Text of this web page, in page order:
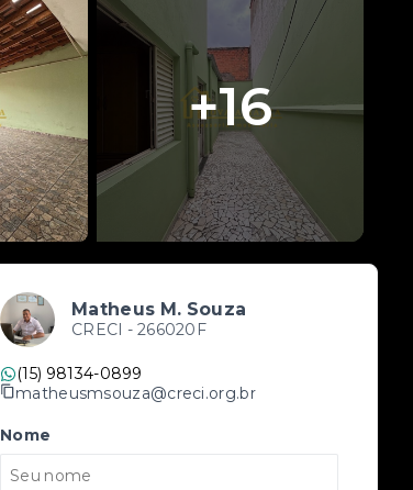
+16
Matheus M. Souza
CRECI - 266020F
(15) 98134-0899
matheusmsouza@creci.org.br
Nome